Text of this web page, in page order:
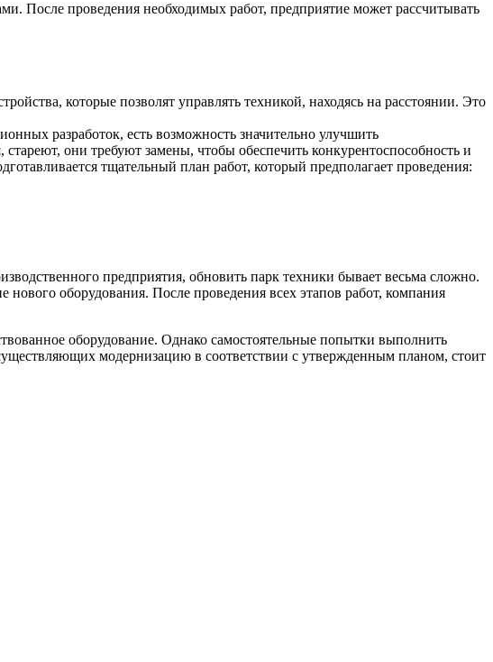
После проведения необходимых работ, предприятие может рассчитывать
которые позволят управлять техникой, находясь на расстоянии. Это
разработок, есть возможность значительно улучшить
они требуют замены, чтобы обеспечить конкурентоспособность и
тщательный план работ, который предполагает проведения:
предприятия, обновить парк техники бывает весьма сложно.
оборудования. После проведения всех этапов работ, компания
оборудование. Однако самостоятельные попытки выполнить
модернизацию в соответствии с утвержденным планом, стоит